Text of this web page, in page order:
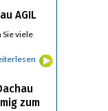
AGIL
viele
zum